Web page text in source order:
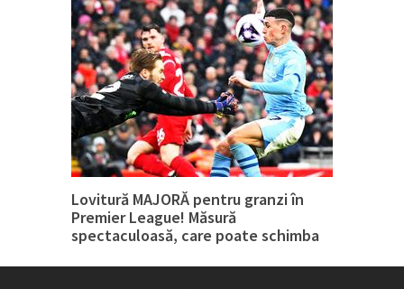
Lovitură MAJORĂ pentru granzi în
Premier League! Măsură
spectaculoasă, care poate schimba